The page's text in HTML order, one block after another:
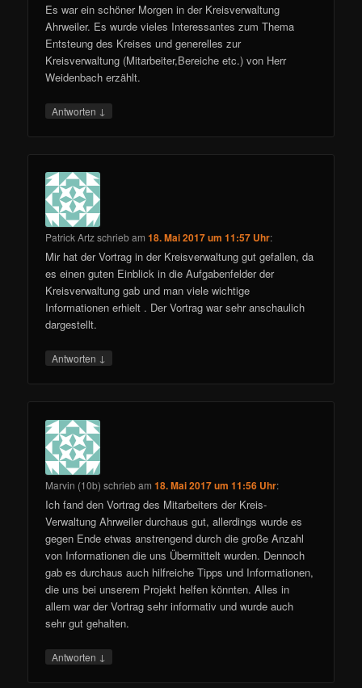
Es war ein schöner Morgen in der Kreisverwaltung
Ahrweiler. Es wurde vieles Interessantes zum Thema
Entsteung des Kreises und generelles zur
Kreisverwaltung (Mitarbeiter,Bereiche etc.) von Herr
Weidenbach erzählt.
Antworten ↓
Patrick Artzschriebam18. Mai 2017 um 11:57 Uhr:
Mir hat der Vortrag in der Kreisverwaltung gut gefallen, da
es einen guten Einblick in die Aufgabenfelder der
Kreisverwaltung gab und man viele wichtige
Informationen erhielt . Der Vortrag war sehr anschaulich
dargestellt.
Antworten ↓
Marvin (10b) schriebam18. Mai 2017 um 11:56 Uhr:
Ich fand den Vortrag des Mitarbeiters der Kreis-
Verwaltung Ahrweiler durchaus gut, allerdings wurde es
gegen Ende etwas anstrengend durch die große Anzahl
von Informationen die uns Übermittelt wurden. Dennoch
gab es durchaus auch hilfreiche Tipps und Informationen,
die uns bei unserem Projekt helfen könnten. Alles in
allem war der Vortrag sehr informativ und wurde auch
sehr gut gehalten.
Antworten ↓